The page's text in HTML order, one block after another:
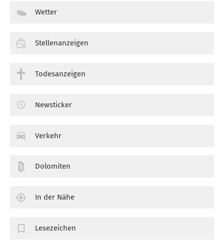
Wetter
Stellenanzeigen
Todesanzeigen
Newsticker
Verkehr
Dolomiten
In der Nähe
Lesezeichen